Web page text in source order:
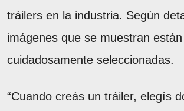
tráilers en la industria. Según
imágenes que se muestran están
cuidadosamente seleccionadas.
“Cuando creás un tráiler, elegís